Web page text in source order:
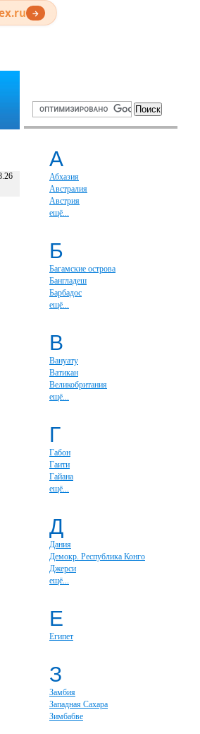
→
А
Абхазия
Австралия
Австрия
ещё...
Б
Багамские острова
Бангладеш
Барбадос
ещё...
В
Вануату
Ватикан
Великобритания
ещё...
Г
Габон
Гаити
Гайана
ещё...
Д
Дания
Демокр. Республика Конго
Джерси
ещё...
Е
Египет
З
Замбия
Западная Сахара
Зимбабве